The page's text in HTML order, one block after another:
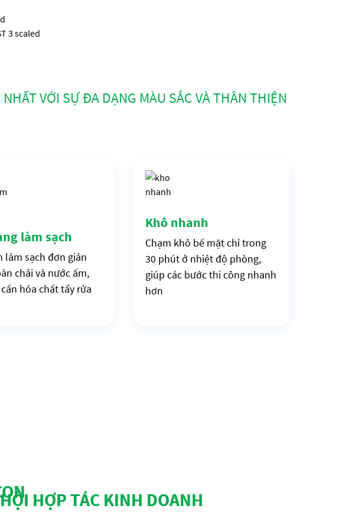
VỚI SỰ ĐA DẠNG MÀU SẮC VÀ THÂN THIỆN
làm sạch
làm sạch đơn giản
chải và nước ấm,
hóa chất tẩy rửa
Khô nhanh
Chạm khô bề mặt chỉ trong
30 phút ở nhiệt độ phòng,
giúp các bước thi công nhanh
hơn
HỢP TÁC KINH DOANH